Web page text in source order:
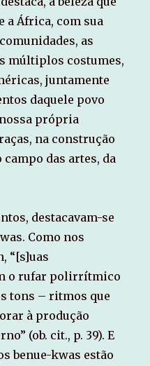
a África, com sua
as
múltiplos costumes,
juntamente
daquele povo
própria
na construção
das artes, da
destacavam-se
Como nos
“[s]uas
o rufar polirrítmico
tons – ritmos que
à produção
(ob. cit., p. 39). E
benue-kwas estão